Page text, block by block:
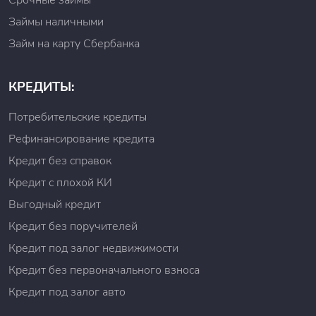
контролироваться кредитным специалистом. С собой
нужно иметь паспорт РФ и СНИЛС. Процедура
Стоит отметить, что данная организация проводит
потенциальных клиентов. В случае, если у клиента
ему могут отказаться в предоставлении займа.
При каких условиях Вы получите займ?
Политика предоставления денежных средств для
потенциальных клиентов компании «Viva деньги»
регулируется законодательством Российской
положениями, где четко прописаны основные
требования к потенциальным клиентам. Главным
компаний является то, что она не одобряет заявки
Займы наличными
Займ на карту Сбербанка
КРЕДИТЫ:
Потребительские кредиты
Рефинансирование кредита
Кредит без справок
Кредит с плохой КИ
Выгодный кредит
Кредит без поручителей
Кредит под залог недвижимости
Кредит без первоначального взноса
Кредит под залог авто